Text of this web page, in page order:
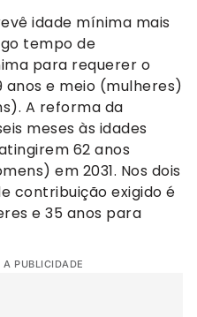
idade mínima mais
tempo de
para requerer o
e meio (mulheres)
A reforma da
meses às idades
62 anos
em 2031. Nos dois
contribuição exigido é
e 35 anos para
PUBLICIDADE